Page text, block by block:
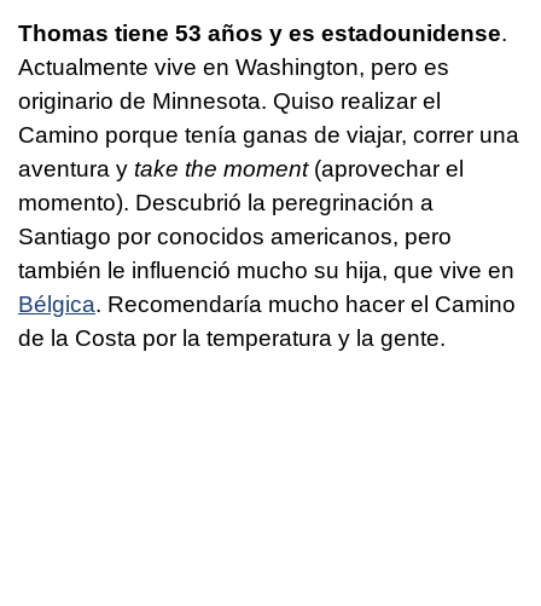
Thomas tiene 53 años y es estadounidense.
Actualmente vive en Washington, pero es
originario de Minnesota. Quiso realizar el
Camino porque tenía ganas de viajar, correr una
aventura y take the moment(aprovechar el
momento). Descubrió la peregrinación a
Santiago por conocidos americanos, pero
también le influenció mucho su hija, que vive en
Bélgica. Recomendaría mucho hacer el Camino
de la Costa por la temperatura y la gente.